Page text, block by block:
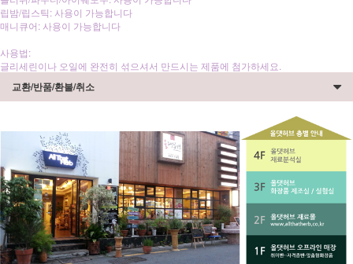
립밤/립스틱: 사용이 가능합니다
매니큐어: 사용이 가능합니다
사용법:
글리세린이나 오일에 완전히 섞으셔서 만드시는 제품에 첨가하세요.
교환/반품/환불/취소